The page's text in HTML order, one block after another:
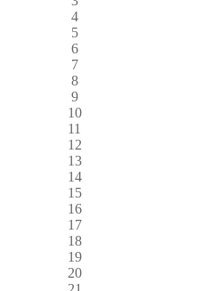
4
5
6
7
8
9
10
11
12
13
14
15
16
17
18
19
20